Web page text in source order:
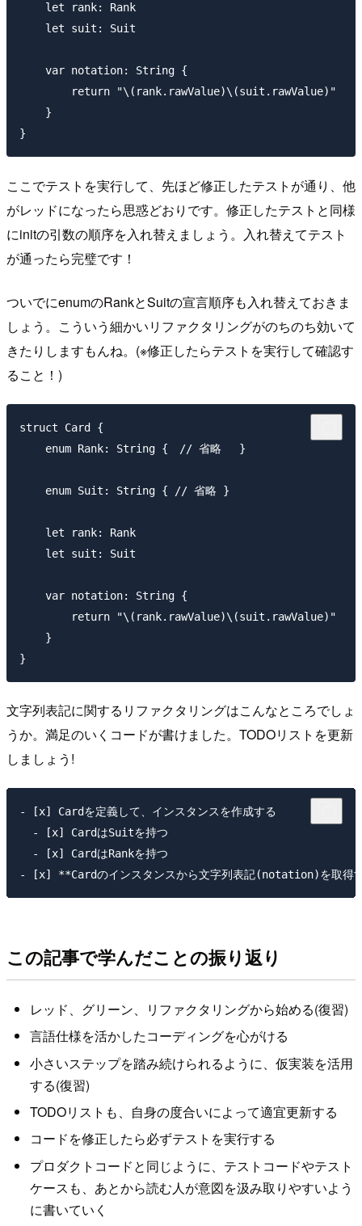
    let rank: Rank
    let suit: Suit
    var notation: String {
        return "\(rank.rawValue)\(suit.rawValue)"
    }
ここでテストを実行して、先ほど修正したテストが通り、他
がレッドになったら思惑どおりです。修正したテストと同様
にinitの引数の順序を入れ替えましょう。入れ替えてテスト
が通ったら完璧です！
ついでにenumのRankとSuitの宣言順序も入れ替えておきま
しょう。こういう細かいリファクタリングがのちのち効いて
きたりしますもんね。(※修正したらテストを実行して確認す
ること！)
struct Card {
    enum Rank: String {　// 省略 　}
    enum Suit: String { // 省略 }
    let rank: Rank
    let suit: Suit
    var notation: String {
        return "\(rank.rawValue)\(suit.rawValue)"
    }
文字列表記に関するリファクタリングはこんなところでしょ
うか。満足のいくコードが書けました。TODOリストを更新
しましょう!
- [x] Cardを定義して、インスタンスを作成する
  - [x] CardはSuitを持つ
  - [x] CardはRankを持つ
この記事で学んだことの振り返り
レッド、グリーン、リファクタリングから始める(復習)
言語仕様を活かしたコーディングを心がける
小さいステップを踏み続けられるように、仮実装を活用
する(復習)
TODOリストも、自身の度合いによって適宜更新する
コードを修正したら必ずテストを実行する
プロダクトコードと同じように、テストコードやテスト
ケースも、あとから読む人が意図を汲み取りやすいよう
に書いていく